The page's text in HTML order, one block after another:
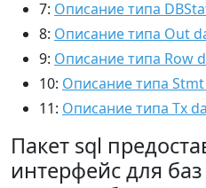
7: Описание типа
8: Описание типа Out
9: Описание типа Row
10: Описание типа
11: Описание типа Tx
Пакет sql
интерфейс для